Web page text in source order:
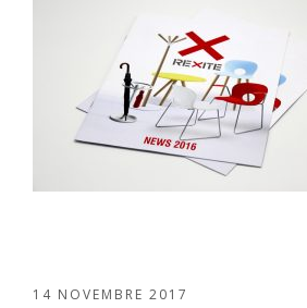
14 NOVEMBRE 2017